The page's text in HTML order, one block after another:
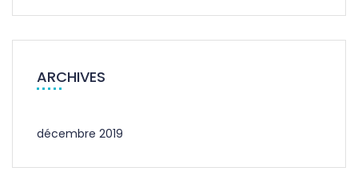
ARCHIVES
décembre 2019